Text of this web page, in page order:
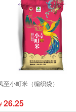
至小町米（编织袋）
26.25